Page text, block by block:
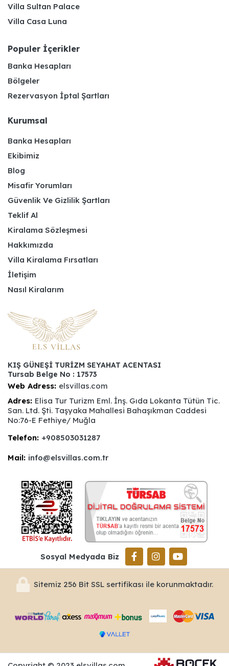
Villa Sultan Palace
Villa Casa Luna
Populer İçerikler
Banka Hesapları
Bölgeler
Rezervasyon İptal Şartları
Kurumsal
Banka Hesapları
Ekibimiz
Blog
Misafir Yorumları
Güvenlik Ve Gizlilik Şartları
Teklif Al
Kiralama Sözleşmesi
Hakkımızda
Villa Kiralama Fırsatları
İletişim
Nasıl Kiralarım
KIŞ GÜNEŞİ TURİZM SEYAHAT ACENTASI
Tursab Belge No : 17573
Web Adress: elsvillas.com
Adres: Elisa Tur Turizm Eml. İnş. Gıda Lokanta Tütün Tic.
San. Ltd. Şti. Taşyaka Mahallesi Bahaşıkman Caddesi
No:76-E Fethiye/ Muğla
Telefon: +908503031287
Mail: info@elsvillas.com.tr
Sosyal Medyada Biz
Sitemiz 256 Bit SSL sertifikası ile korunmaktadır.